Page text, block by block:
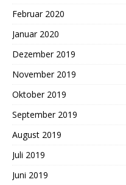
Februar 2020
Januar 2020
Dezember 2019
November 2019
Oktober 2019
September 2019
August 2019
Juli 2019
Juni 2019